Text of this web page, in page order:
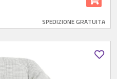
SPEDIZIONE GRATUITA